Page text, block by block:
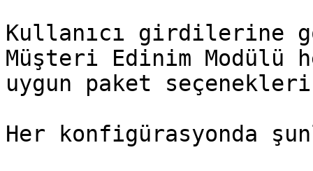
Kullanıcı girdilerine
Müşteri Edinim Modülü
uygun paket
Her konfigürasyonda